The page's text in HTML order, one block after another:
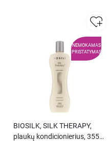
NEMOKAMAS
PRISTATYMAS
BIOSILK, SILK THERAPY,
plaukų kondicionierius, 355